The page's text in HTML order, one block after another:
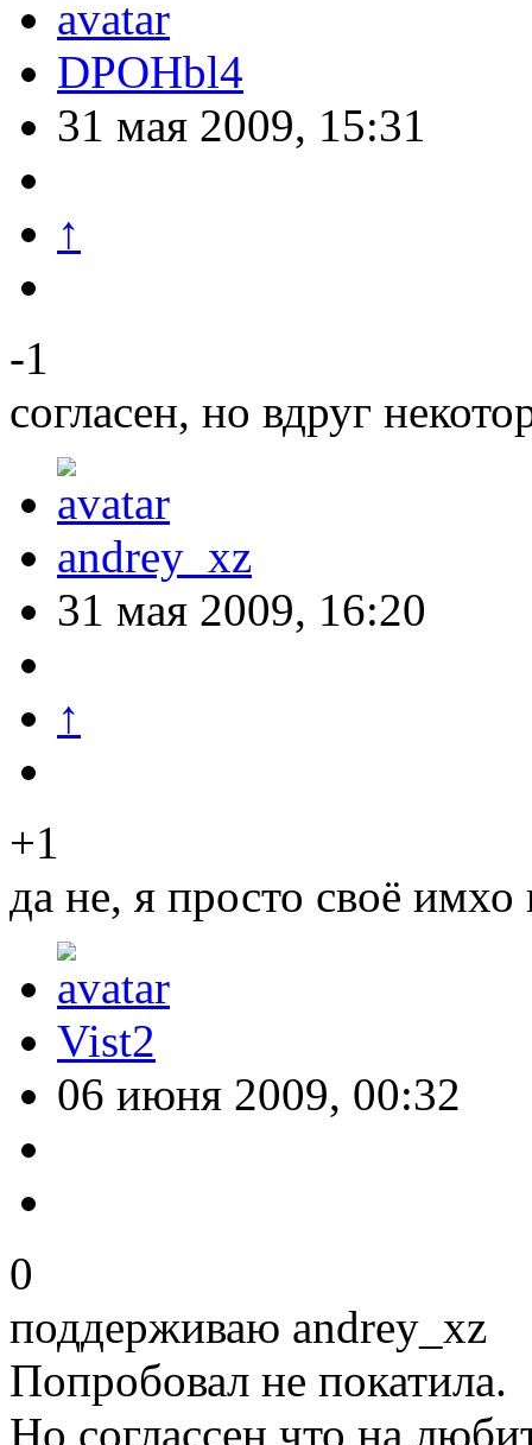
DPOHbl4
31 мая 2009, 15:31
↑
-1
согласен, но вдруг
andrey_xz
31 мая 2009, 16:20
↑
+1
да не, я просто своё имхо
Vist2
06 июня 2009, 00:32
0
поддерживаю andrey_xz
Попробовал не покатила.
Но соглассен что на